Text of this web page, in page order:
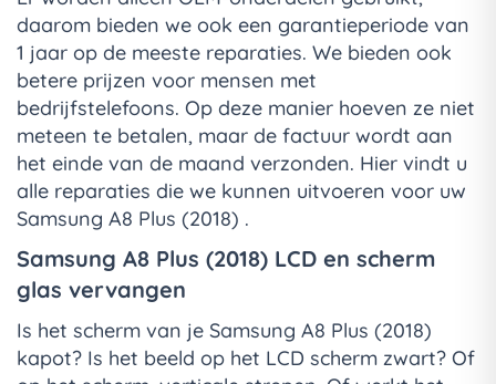
daarom bieden we ook een garantieperiode van
1 jaar op de meeste reparaties. We bieden ook
betere prijzen voor mensen met
bedrijfstelefoons. Op deze manier hoeven ze niet
meteen te betalen, maar de factuur wordt aan
het einde van de maand verzonden. Hier vindt u
alle reparaties die we kunnen uitvoeren voor uw
Samsung A8 Plus (2018) .
Samsung A8 Plus (2018) LCD en scherm
glas vervangen
Is het scherm van je Samsung A8 Plus (2018)
kapot? Is het beeld op het LCD scherm zwart? Of